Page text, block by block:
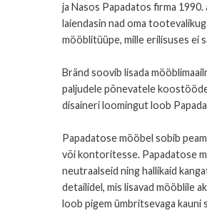
ja Nasos Papadatos firma
laiendasin nad oma
mööblitüüpe, mille erilisuses ei
Bränd soovib lisada
paljudele põnevatele
disaineri loomingut loob
Papadatose mööbel sobib
või kontoritesse. Papadatose
neutraalseid ning hallikaid
detailidel, mis lisavad mööblile
loob pigem ümbritsevaga kauni